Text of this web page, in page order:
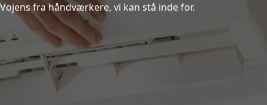
fra håndværkere, vi kan stå inde for.